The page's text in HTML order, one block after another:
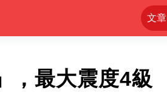
文章
，最大震度4級